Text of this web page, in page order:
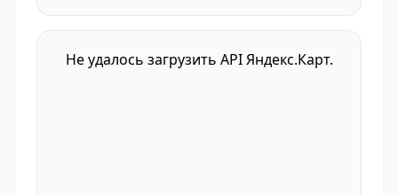
Не удалось загрузить API Яндекс.Карт.